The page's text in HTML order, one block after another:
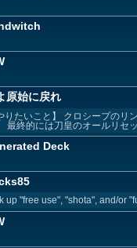
原始に戻れ
りたいこと】 クロシープの
最終的には刀皇のオールリセ
Deck
up "free use", "shota", and/or